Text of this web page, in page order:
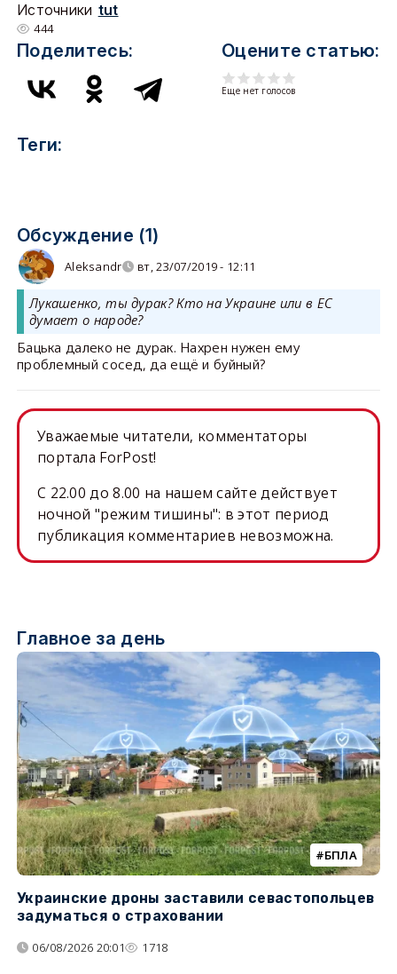
Источники tut
444
Поделитесь: Оцените статью:
Еще нет голосов
Теги:
Обсуждение (1)
Αleksandr вт, 23/07/2019 - 12:11
Лукашенко, ты дурак? Кто на Украине или в ЕС
думает о народе?
Бацька далеко не дурак. Нахрен нужен ему
проблемный сосед, да ещё и буйный?
Уважаемые читатели, комментаторы
портала ForPost!
C 22.00 до 8.00 на нашем сайте действует
ночной "режим тишины": в этот период
публикация комментариев невозможна.
Главное за день
БПЛА
Украинские дроны заставили севастопольцев
задуматься о страховании
06/08/2026 20:01 1718